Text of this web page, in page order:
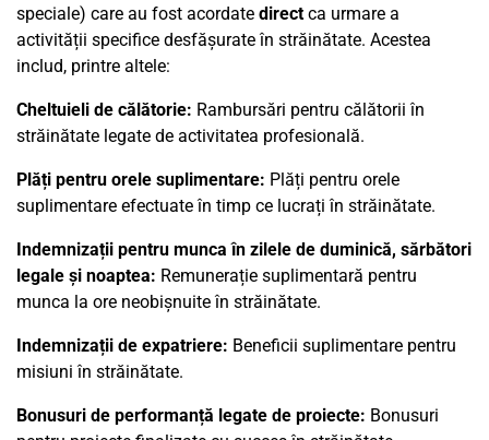
speciale) care au fost acordate directca urmare a
activității specifice desfășurate în străinătate. Acestea
includ, printre altele:
Cheltuieli de călătorie: Rambursări pentru călătorii în
străinătate legate de activitatea profesională.
Plăți pentru orele suplimentare: Plăți pentru orele
suplimentare efectuate în timp ce lucrați în străinătate.
Indemnizații pentru munca în zilele de duminică, sărbători
legale și noaptea: Remunerație suplimentară pentru
munca la ore neobișnuite în străinătate.
Indemnizații de expatriere: Beneficii suplimentare pentru
misiuni în străinătate.
Bonusuri de performanță legate de proiecte: Bonusuri